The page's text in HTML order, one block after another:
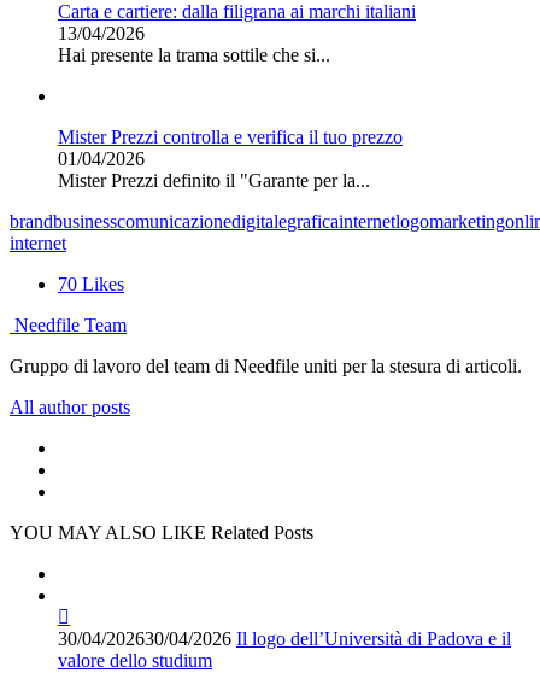
Carta e cartiere: dalla filigrana ai marchi italiani
13/04/2026
Hai presente la trama sottile che si...
Mister Prezzi controlla e verifica il tuo prezzo
01/04/2026
Mister Prezzi definito il "Garante per la...
brandbusinesscomunicazionedigitalegraficainternetlogomarketing
internet
70 Likes
Needfile Team
Gruppo di lavoro del team di Needfile uniti per la stesura di articoli.
All author posts
YOU MAY ALSO LIKE Related Posts
30/04/202630/04/2026 Il logo dell’Università di Padova e il
valore dello studium